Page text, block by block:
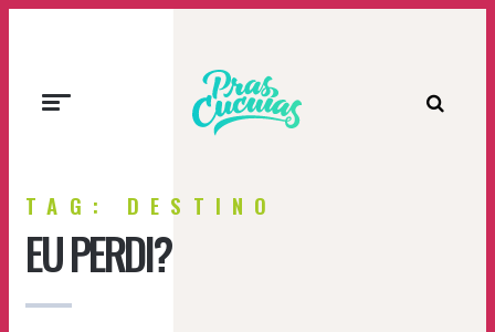
Prascucuias
TAG: DESTINO
EU PERDI?